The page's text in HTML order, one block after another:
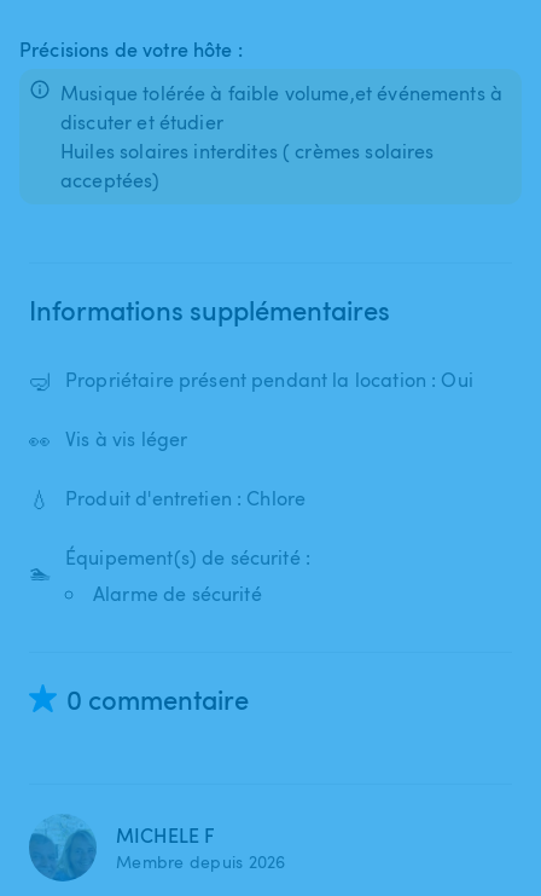
Précisions de votre hôte :
Musique tolérée à faible volume,et événements à
discuter et étudier
Huiles solaires interdites ( crèmes solaires
acceptées)
Informations supplémentaires
🤿 Propriétaire présent pendant la location : Oui
👀 Vis à vis léger
💧 Produit d'entretien : Chlore
🏊
Équipement(s) de sécurité :
Alarme de sécurité
0 commentaire
MICHELE F
Membre depuis 2026